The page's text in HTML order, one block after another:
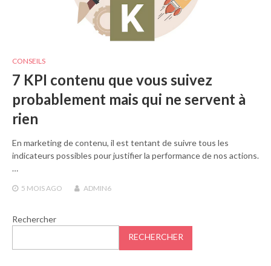
CONSEILS
7 KPI contenu que vous suivez
probablement mais qui ne servent à
rien
En marketing de contenu, il est tentant de suivre tous les
indicateurs possibles pour justifier la performance de nos actions.
…
5 MOISAGO ADMIN6
Rechercher
RECHERCHER